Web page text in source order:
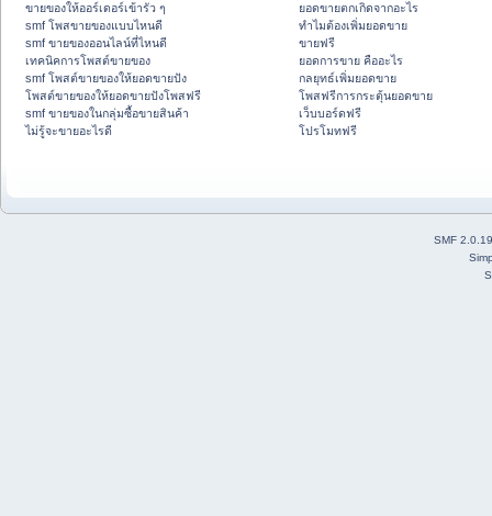
ขายของให้ออร์เดอร์เข้ารัว ๆ
smf โพสขายของแบบไหนดี
smf ขายของออนไลน์ที่ไหนดี
เทคนิคการโพสต์ขายของ
smf โพสต์ขายของให้ยอดขายปัง
โพสต์ขายของให้ยอดขายปังโพสฟรี
smf ขายของในกลุ่มซื้อขายสินค้า
ไม่รู้จะขายอะไรดี
ยอดขายตกเกิดจากอะไร
ทำไมต้องเพิ่มยอดขาย
ขายฟรี
ยอดการขาย คืออะไร
กลยุทธ์เพิ่มยอดขาย
โพสฟรีการกระตุ้นยอดขาย
เว็บบอร์ดฟรี
โปรโมทฟรี
SMF 2.0.19